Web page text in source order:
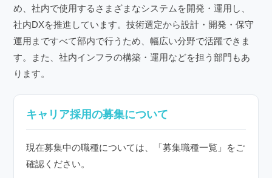
め、社内で使用するさまざまなシステムを開発・運用し、
社内DXを推進しています。技術選定から設計・開発・保守
運用まですべて部内で行うため、幅広い分野で活躍できま
す。また、社内インフラの構築・運用などを担う部門もあ
ります。
キャリア採用の募集について
現在募集中の職種については、「募集職種一覧」をご
確認ください。